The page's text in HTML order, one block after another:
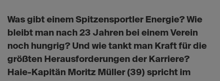
Was gibt einem Spitzensportler Energie? Wie
bleibt man nach 23 Jahren bei einem Verein
noch hungrig? Und wie tankt man Kraft für die
größten Herausforderungen der Karriere?
Haie-Kapitän Moritz Müller (39) spricht im